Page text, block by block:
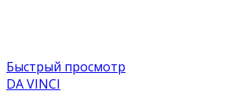
Быстрый просмотр
DA VINCI